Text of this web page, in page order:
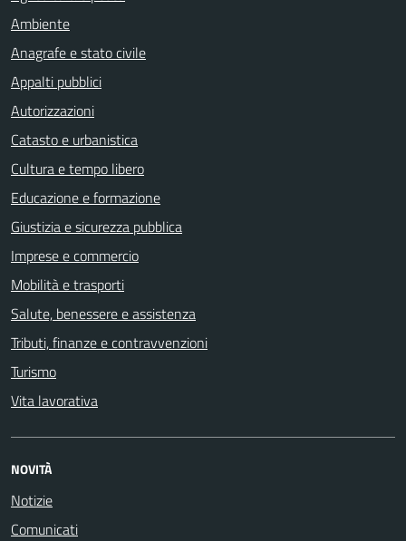
Ambiente
Anagrafe e stato civile
Appalti pubblici
Autorizzazioni
Catasto e urbanistica
Cultura e tempo libero
Educazione e formazione
Giustizia e sicurezza pubblica
Imprese e commercio
Mobilità e trasporti
Salute, benessere e assistenza
Tributi, finanze e contravvenzioni
Turismo
Vita lavorativa
NOVITÀ
Notizie
Comunicati